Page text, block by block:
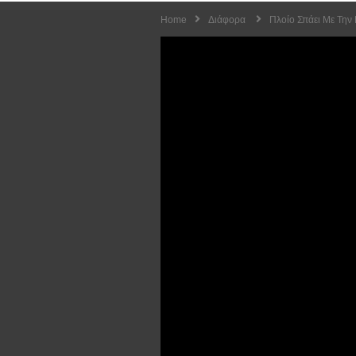
Home Διάφορα Πλοίο Σπάει Με